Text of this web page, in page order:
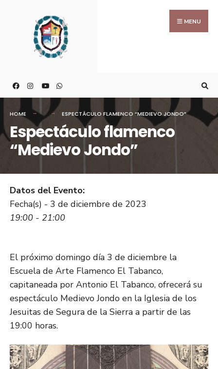
MENU
HOME ESPECTÁCULO FLAMENCO “MEDIEVO JONDO”
Espectáculo flamenco
“Medievo Jondo”
Datos del Evento:
Fecha(s) - 3 de diciembre de 2023
19:00 - 21:00
El próximo domingo día 3 de diciembre la
Escuela de Arte Flamenco El Tabanco,
capitaneada por Antonio El Tabanco, ofrecerá su
espectáculo Medievo Jondo en la Iglesia de los
Jesuitas de Segura de la Sierra a partir de las
19:00 horas.